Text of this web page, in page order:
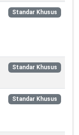
Standar Khusus
Standar Khusus
Standar Khusus